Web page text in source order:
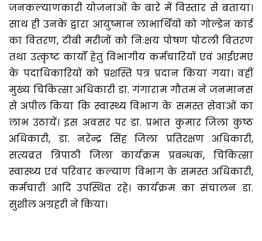
जनकल्याणकारी योजनाओं के बारे में विस्तार से बताया।
साथ ही उनके द्वारा आयुष्मान लाभार्थियों को गोल्डेन कार्ड
का वितरण, टीबी मरीजों को निःक्षय पोषण पोटली वितरण
तथा उत्कृष्ट कार्यों हेतु विभागीय कर्मचारियों एवं आईएमए
के पदाधिकारियों को प्रशस्ति पत्र प्रदान किया गया। वहीं
मुख्य चिकित्सा अधिकारी डा. गंगाराम गौतम ने जनमानस
से अपील किया कि स्वास्थ्य विभाग के समस्त सेवाओं का
लाभ उठायें। इस अवसर पर डा. प्रभात कुमार जिला कुष्ठ
अधिकारी, डा. नरेन्द्र सिंह जिला प्रतिरक्षण अधिकारी,
सत्यव्रत त्रिपाठी जिला कार्यक्रम प्रबन्धक, चिकित्सा
स्वास्थ्य एवं परिवार कल्याण विभाग के समस्त अधिकारी,
कर्मचारी आदि उपस्थित रहे। कार्यक्रम का संचालन डा.
सुशील अग्रहरी ने किया।